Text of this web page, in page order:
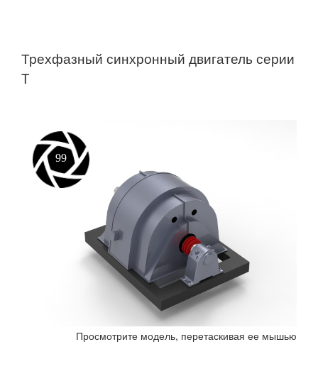
Трехфазный синхронный двигатель серии
T
Просмотрите модель, перетаскивая ее мышью